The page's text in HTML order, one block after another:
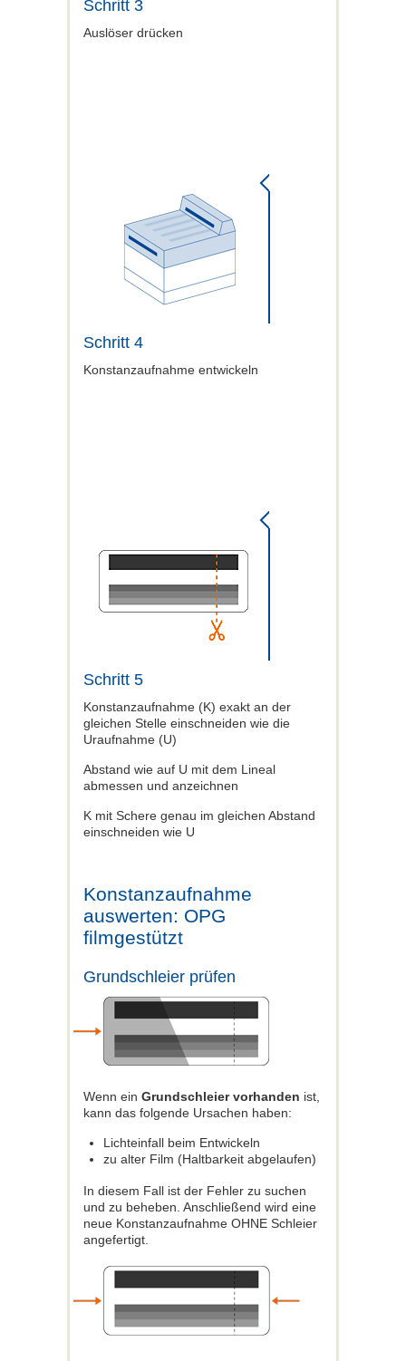
Schritt 3
Auslöser drücken
Schritt 4
Konstanzaufnahme entwickeln
Schritt 5
Konstanzaufnahme (K) exakt an der
gleichen Stelle einschneiden wie die
Uraufnahme (U)
Abstand wie auf U mit dem Lineal
abmessen und anzeichnen
K mit Schere genau im gleichen Abstand
einschneiden wie U
Konstanzaufnahme
auswerten: OPG
filmgestützt
Grundschleier prüfen
Wenn ein Grundschleier vorhanden ist,
kann das folgende Ursachen haben:
Lichteinfall beim Entwickeln
zu alter Film (Haltbarkeit abgelaufen)
In diesem Fall ist der Fehler zu suchen
und zu beheben. Anschließend wird eine
neue Konstanzaufnahme OHNE Schleier
angefertigt.